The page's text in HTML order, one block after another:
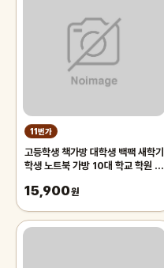
11번가
고등학생 책가방 대학생 백팩 새학기
학생 노트북 가방 10대 학교 학원 여
15,900원